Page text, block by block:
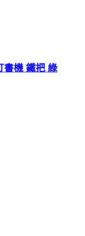
書機 鐵把 綠